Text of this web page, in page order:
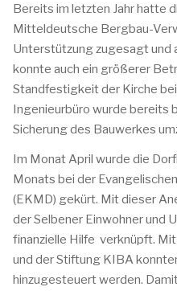
Bereits im letzten Jahr hatte
Mitteldeutsche Bergbau-
Unterstützung zugesagt und
konnte auch ein größerer
Standfestigkeit der Kirche
Ingenieurbüro wurde bereits
Sicherung des Bauwerkes
Im Monat April wurde die
Monats bei der
(EKMD) gekürt. Mit dieser
der Selbener Einwohner und
finanzielle Hilfe verknüpft.
und der Stiftung KIBA
hinzugesteuert werden.